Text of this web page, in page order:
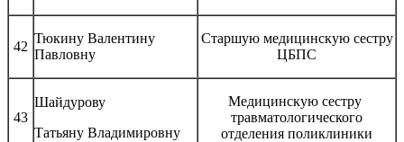
42
Тюкину Валентину
Павловну
Старшую медицинскую сестру
ЦБПС
43
Шайдурову
Татьяну Владимировну
Медицинскую сестру
травматологического
отделения поликлиники